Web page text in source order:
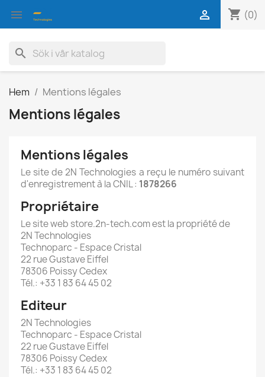
 shopping_cart (0)

search
Hem Mentions légales
Mentions légales
Mentions légales
Le site de 2N Technologies a reçu le numéro suivant
d'enregistrement à la CNIL : 1878266
Propriétaire
Le site web store.2n-tech.com est la propriété de
2N Technologies
Technoparc - Espace Cristal
22 rue Gustave Eiffel
78306 Poissy Cedex
Tél.: +33 1 83 64 45 02
Editeur
2N Technologies
Technoparc - Espace Cristal
22 rue Gustave Eiffel
78306 Poissy Cedex
Tél.: +33 1 83 64 45 02